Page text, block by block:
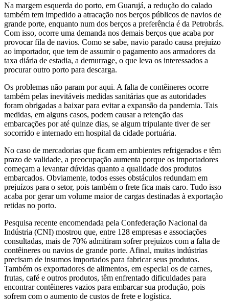
Na margem esquerda do porto, em Guarujá, a redução do calado
também tem impedido a atracação nos berços públicos de navios de
grande porte, enquanto num dos berços a preferência é da Petrobrás.
Com isso, ocorre uma demanda nos demais berços que acaba por
provocar fila de navios. Como se sabe, navio parado causa prejuízo
ao importador, que tem de assumir o pagamento aos armadores da
taxa diária de estadia, a demurrage, o que leva os interessados a
procurar outro porto para descarga.
Os problemas não param por aqui. A falta de contêineres ocorre
também pelas inevitáveis medidas sanitárias que as autoridades
foram obrigadas a baixar para evitar a expansão da pandemia. Tais
medidas, em alguns casos, podem causar a retenção das
embarcações por até quinze dias, se algum tripulante tiver de ser
socorrido e internado em hospital da cidade portuária.
No caso de mercadorias que ficam em ambientes refrigerados e têm
prazo de validade, a preocupação aumenta porque os importadores
começam a levantar dúvidas quanto a qualidade dos produtos
embarcados. Obviamente, todos esses obstáculos redundam em
prejuízos para o setor, pois também o frete fica mais caro. Tudo isso
acaba por gerar um volume maior de cargas destinadas à exportação
retidas no porto.
Pesquisa recente encomendada pela Confederação Nacional da
Indústria (CNI) mostrou que, entre 128 empresas e associações
consultadas, mais de 70% admitiram sofrer prejuízos com a falta de
contêineres ou navios de grande porte. Afinal, muitas indústrias
precisam de insumos importados para fabricar seus produtos.
Também os exportadores de alimentos, em especial os de carnes,
frutas, café e outros produtos, têm enfrentado dificuldades para
encontrar contêineres vazios para embarcar sua produção, pois
sofrem com o aumento de custos de frete e logística.